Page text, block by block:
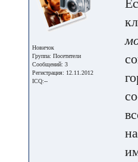
Новичок
Группа: Посетители
Сообщений: 3
Регистрация: 12.11.2012
ICQ:--